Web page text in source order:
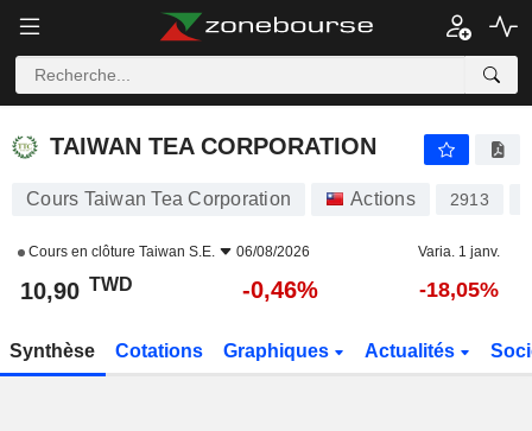
TAIWAN TEA CORPORATION
Cours Taiwan Tea Corporation Actions 2913
Cours en clôture Taiwan S.E. 06/08/2026 Varia. 1 janv.
10,90 TWD -0,46% -18,05%
Synthèse Cotations Graphiques Actualités